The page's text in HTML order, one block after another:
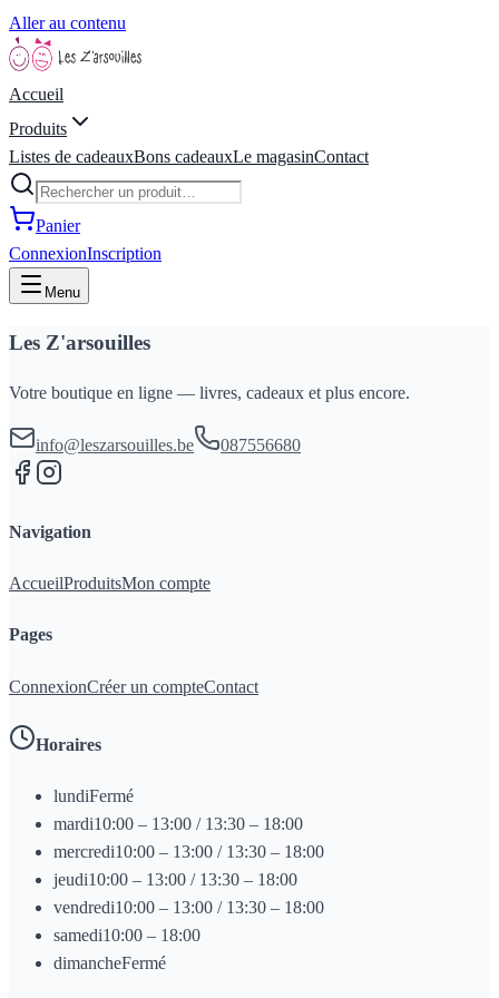
Aller au contenu
Accueil
Produits
Listes de cadeauxBons cadeauxLe magasinContact
Panier
ConnexionInscription
Menu
Les Z'arsouilles
Votre boutique en ligne — livres, cadeaux et plus encore.
info@leszarsouilles.be 087556680
Navigation
AccueilProduitsMon compte
Pages
ConnexionCréer un compteContact
Horaires
lundiFermé
mardi10:00 – 13:00 / 13:30 – 18:00
mercredi10:00 – 13:00 / 13:30 – 18:00
jeudi10:00 – 13:00 / 13:30 – 18:00
vendredi10:00 – 13:00 / 13:30 – 18:00
samedi10:00 – 18:00
dimancheFermé